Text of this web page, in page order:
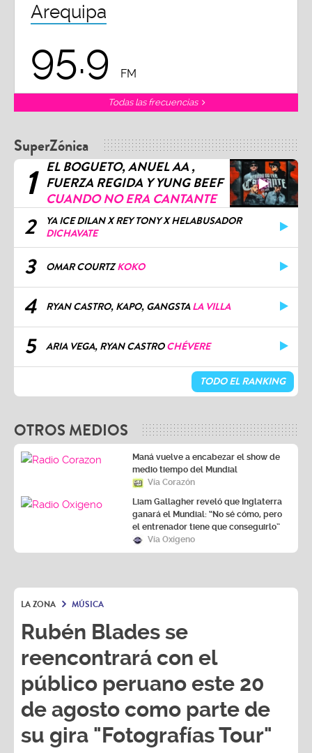
Arequipa
95.9 FM
Todas las frecuencias
SuperZónica
1 EL BOGUETO, ANUEL AA ,
FUERZA REGIDA Y YUNG BEEF
CUANDO NO ERA CANTANTE
2
YA ICE DILAN X REY TONY X HELABUSADOR
DICHAVATE
3 OMAR COURTZKOKO
4 RYAN CASTRO, KAPO, GANGSTALA VILLA
5 ARIA VEGA, RYAN CASTROCHÉVERE
TODO EL RANKING
OTROS MEDIOS
Maná vuelve a encabezar el show de
medio tiempo del Mundial
Vía Corazón
Liam Gallagher reveló que Inglaterra
ganará el Mundial: “No sé cómo, pero
el entrenador tiene que conseguirlo”
Vía Oxígeno
LA ZONA MÚSICA
Rubén Blades se
reencontrará con el
público peruano este 20
de agosto como parte de
su gira "Fotografías Tour"